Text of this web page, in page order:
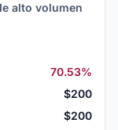
alto volumen
70.53%
$200
$200